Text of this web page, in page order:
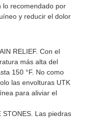
lo recomendado por
y reducir el dolor
RELIEF. Con el
más alta del
150 °F. No como
las envolturas UTK
para aliviar el
STONES. Las piedras